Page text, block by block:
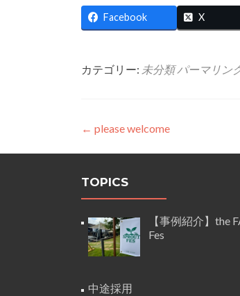
Facebook X
カテゴリー: 未分類 パーマリン
投
稿
ナ
ビ
ゲ
ー
← please welcome
TOPICS
【事例紹介】the
Fes
中途採用